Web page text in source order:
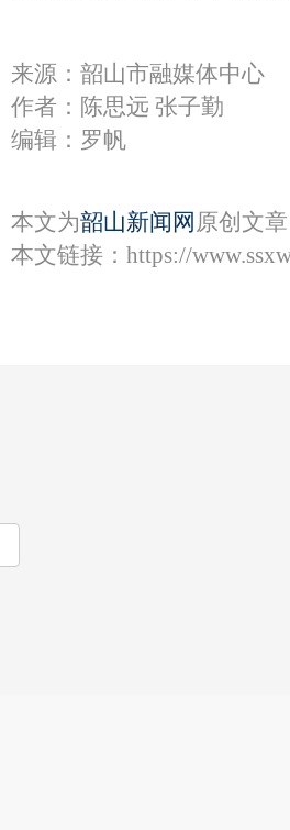
来源：韶山市融媒体中心
作者：陈思远 张子勤
编辑：罗帆
本文为韶山新闻网 原创文
本文链接： https://